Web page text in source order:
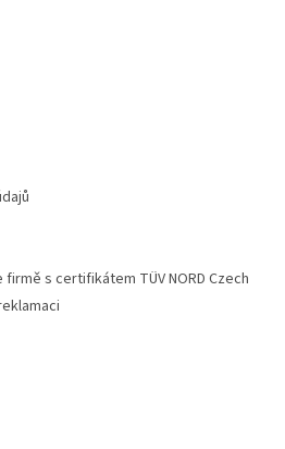
s certifikátem TÜV NORD Czech